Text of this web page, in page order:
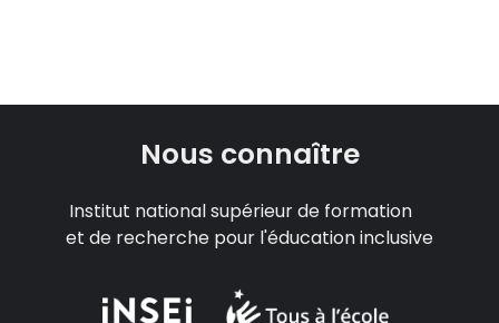
Nous connaître
Institut national supérieur de formation
et de recherche pour l'éducation inclusive